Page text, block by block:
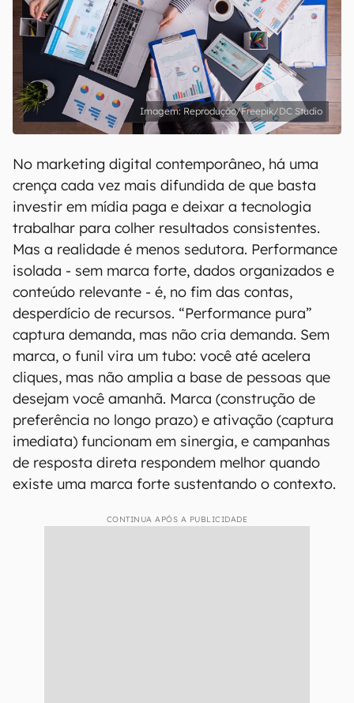
Reprodução/Freepik/DC Studio
No marketing digital contemporâneo, há uma
crença cada vez mais difundida de que basta
investir em mídia paga e deixar a tecnologia
trabalhar para colher resultados consistentes.
Mas a realidade é menos sedutora. Performance
isolada - sem marca forte, dados organizados e
conteúdo relevante - é, no fim das contas,
desperdício de recursos. “Performance pura”
captura demanda, mas não cria demanda. Sem
marca, o funil vira um tubo: você até acelera
cliques, mas não amplia a base de pessoas que
desejam você amanhã. Marca (construção de
preferência no longo prazo) e ativação (captura
imediata) funcionam em sinergia, e campanhas
de resposta direta respondem melhor quando
existe uma marca forte sustentando o contexto.
CONTINUA APÓS A PUBLICIDADE